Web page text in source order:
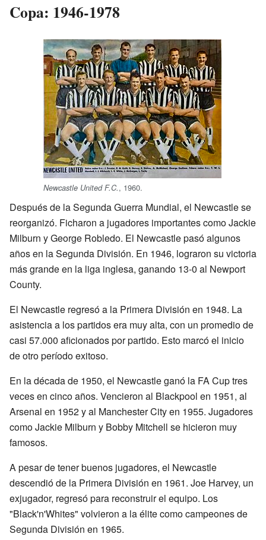
Copa: 1946-1978
Newcastle United F.C., 1960.
Después de la Segunda Guerra Mundial, el Newcastle se
reorganizó. Ficharon a jugadores importantes como Jackie
Milburn y George Robledo. El Newcastle pasó algunos
años en la Segunda División. En 1946, lograron su victoria
más grande en la liga inglesa, ganando 13-0 al Newport
County.
El Newcastle regresó a la Primera División en 1948. La
asistencia a los partidos era muy alta, con un promedio de
casi 57.000 aficionados por partido. Esto marcó el inicio
de otro período exitoso.
En la década de 1950, el Newcastle ganó la FA Cup tres
veces en cinco años. Vencieron al Blackpool en 1951, al
Arsenal en 1952 y al Manchester City en 1955. Jugadores
como Jackie Milburn y Bobby Mitchell se hicieron muy
famosos.
A pesar de tener buenos jugadores, el Newcastle
descendió de la Primera División en 1961. Joe Harvey, un
exjugador, regresó para reconstruir el equipo. Los
"Black'n'Whites" volvieron a la élite como campeones de
Segunda División en 1965.